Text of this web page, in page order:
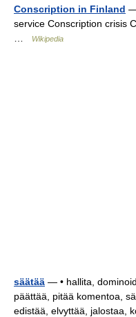
Conscription in Finland —
service Conscription crisis
Wikipedia
säätää — • hallita,
päättää, pitää komentoa,
edistää, elvyttää, jalostaa,